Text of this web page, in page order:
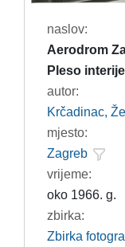
naslov:
Aerodrom
Pleso
autor:
Krčadinac,
mjesto:
Zagreb
vrijeme:
oko 1966. g.
zbirka:
Zbirka